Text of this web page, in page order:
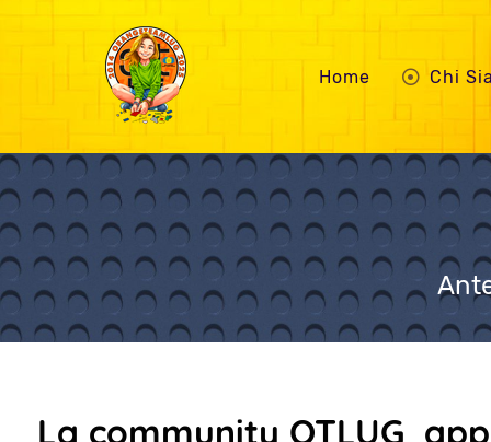
Home Chi
La community OTLUG,